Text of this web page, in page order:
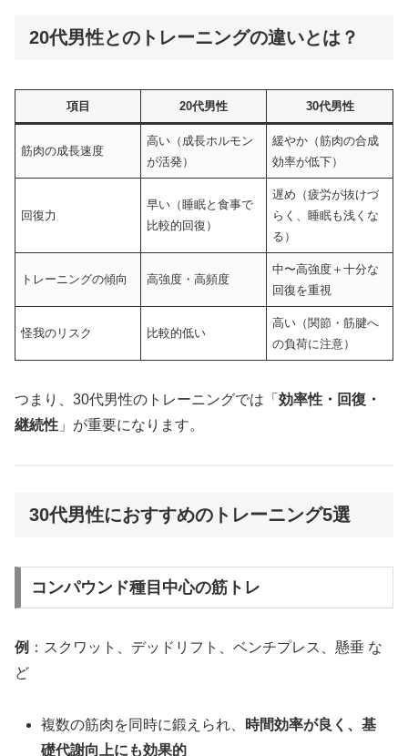
20代男性とのトレーニングの違いとは？
項目 20代男性 30代男性
筋肉の成長速度
高い（成長ホルモン
が活発）
緩やか（筋肉の合成
効率が低下）
回復力
早い（睡眠と食事で
比較的回復）
遅め（疲労が抜けづ
らく、睡眠も浅くな
る）
トレーニングの傾向 高強度・高頻度
中〜高強度＋十分な
回復を重視
怪我のリスク 比較的低い
高い（関節・筋腱へ
の負荷に注意）
つまり、30代男性のトレーニングでは「 効率性・回復・
継続性 」が重要になります。
30代男性におすすめのトレーニング5選
コンパウンド種目中心の筋トレ
例 ：スクワット、デッドリフト、ベンチプレス、懸垂 な
ど
複数の筋肉を同時に鍛えられ、
時間効率が良く、基
礎代謝向上にも効果的